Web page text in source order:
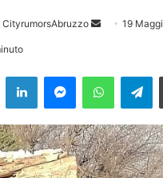
CityrumorsAbruzzo
a
n
'
19
Telegram